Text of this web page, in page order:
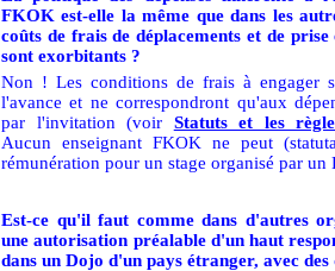
FKOK est-elle la même que dans les
coûts de frais de déplacements et de
sont exorbitants ?
Non ! Les conditions de frais à engager
l'avance et ne correspondront qu'aux
par l'invitation (voir Statuts et les
Aucun enseignant FKOK ne peut
rémunération pour un stage organisé par
Est-ce qu'il faut comme dans d'autres
une autorisation préalable d'un haut
dans un Dojo d'un pays étranger, avec